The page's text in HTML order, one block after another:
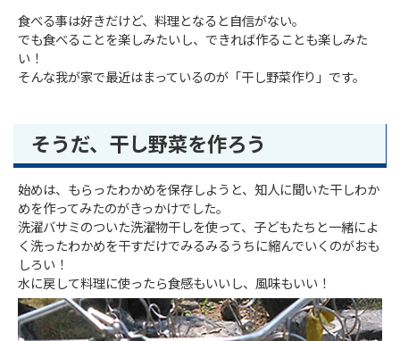
食べる事は好きだけど、料理となると自信がない。
でも食べることを楽しみたいし、できれば作ることも楽しみた
い！
そんな我が家で最近はまっているのが「干し野菜作り」です。
そうだ、干し野菜を作ろう
始めは、もらったわかめを保存しようと、知人に聞いた干しわか
めを作ってみたのがきっかけでした。
洗濯バサミのついた洗濯物干しを使って、子どもたちと一緒によ
く洗ったわかめを干すだけでみるみるうちに縮んでいくのがおも
しろい！
水に戻して料理に使ったら食感もいいし、風味もいい！